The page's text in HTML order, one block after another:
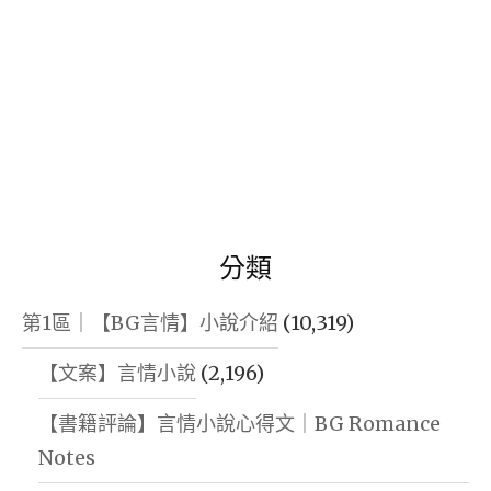
分類
第1區｜【BG言情】小說介紹 (10,319)
【文案】言情小說 (2,196)
【書籍評論】言情小說心得文｜BG Romance
Notes